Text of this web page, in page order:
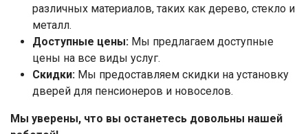
различных материалов, таких как дерево, стекло и
металл.
Доступные цены: Мы предлагаем доступные
цены на все виды услуг.
Скидки: Мы предоставляем скидки на установку
дверей для пенсионеров и новоселов.
Мы уверены, что вы останетесь довольны нашей